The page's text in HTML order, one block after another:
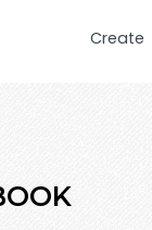
Create